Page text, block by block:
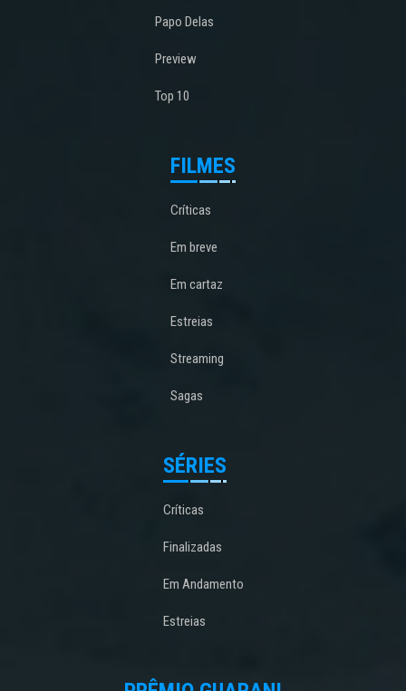
Papo Delas
Preview
Top 10
FILMES
Críticas
Em breve
Em cartaz
Estreias
Streaming
Sagas
SÉRIES
Críticas
Finalizadas
Em Andamento
Estreias